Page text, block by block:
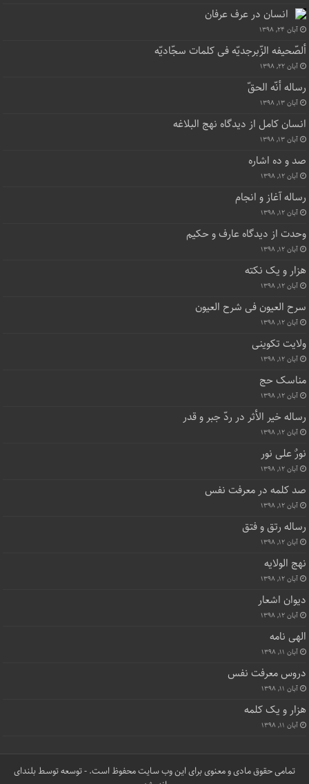
انسان در عرف عرفان
آبان ۲۴, ۱۳۹۸
ألصّحیفه الزّبرجدیّه فی کلمات سجّادیّه
آبان ۲۲, ۱۳۹۸
رساله أنّه الحقّ
آبان ۱۳, ۱۳۹۸
انسان کامل از دیدگاه نهج البلاغه
آبان ۱۳, ۱۳۹۸
صد و ده اشاره
آبان ۱۲, ۱۳۹۸
رساله آغاز و انجام
آبان ۱۲, ۱۳۹۸
وحدت از دیدگاه عارف و حکیم
آبان ۱۲, ۱۳۹۸
هزار و یک نکته
آبان ۱۲, ۱۳۹۸
سرح العیون فی شرح العیون
آبان ۱۲, ۱۳۹۸
ولایت تکوینی
آبان ۱۲, ۱۳۹۸
مناسک حج
آبان ۱۲, ۱۳۹۸
رساله خیر الأثر در ردّ جبر و قدر
آبان ۱۲, ۱۳۹۸
نورٌ علی نور
آبان ۱۲, ۱۳۹۸
صد کلمه در معرفت نفس
آبان ۱۲, ۱۳۹۸
رساله رتق و فتق
آبان ۱۲, ۱۳۹۸
نهج الولایه
آبان ۱۲, ۱۳۹۸
دیوان اشعار
آبان ۱۲, ۱۳۹۸
الهی نامه
آبان ۱۱, ۱۳۹۸
دروس معرفت نفس
آبان ۱۱, ۱۳۹۸
هزار و یک کلمه
آبان ۱۱, ۱۳۹۸
تمامی حقوق مادی و معنوی برای این وب سایت محفوظ است. - توسعه توسطبلندای